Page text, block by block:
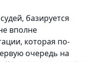
базируется
вполне
которая по-
очередь на